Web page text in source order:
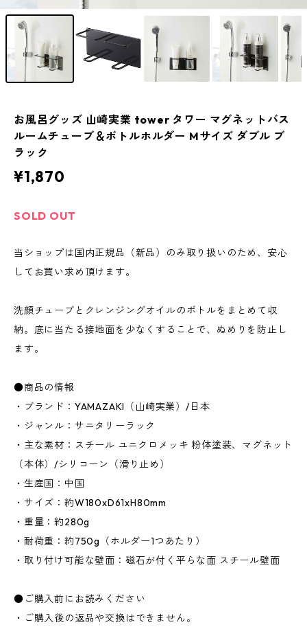
お風呂グッズ 山崎実業 tower タワー マグネットバス
ルームチューブ＆ボトルホルダー Mサイズ ダブル ブ
ラック
¥1,870
SOLD OUT
当ショップは国内正規品（新品）のみ取り扱いのため、安心
してお買い求め頂けます。
洗顔チューブとクレンジングオイルのボトルをまとめて収
納。底に当たる接地面を少なくすることで、ぬめりを防止し
ます。
●商品の情報
・ブランド：YAMAZAKI（山崎実業）/日本
・ジャンル：サニタリーラック
・主な素材：スチール ユニクロメッキ 粉体塗装、マグネット
（本体）/シリコーン（滑り止め）
・生産国：中国
・サイズ：約W180xD61xH80mm
・重量：約280g
・耐荷重：約750g（ホルダー1つあたり）
・取り付け可能な壁面：磁石が付く平らな面 スチール壁面
●ご購入前にお読みください
・ご購入後の返品や交換はできません。